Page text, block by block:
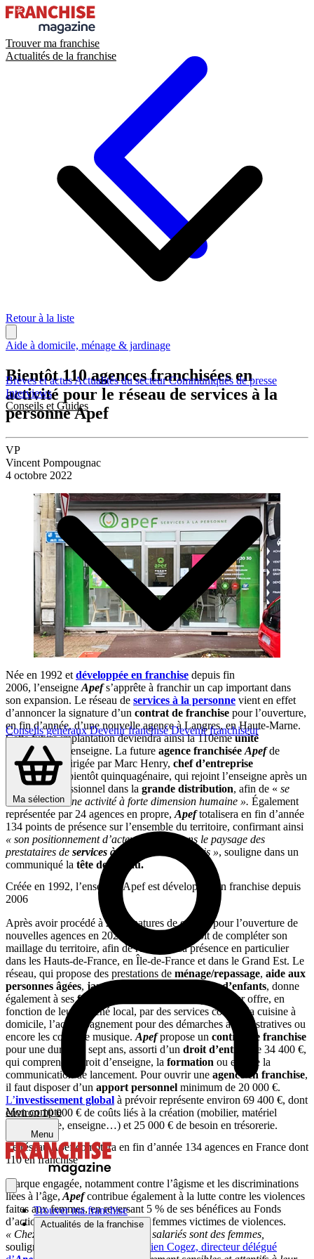
Trouver ma franchise
Actualités de la franchise
Brèves et actusActualités du secteurCommuniqués de presse
Interviews
Conseils et Guides
Conseils générauxDevenir franchiséDevenir franchiseur
Ma sélection
Mon compte
Menu
Trouver ma franchise
Actualités de la franchise
Retour à la liste
Aide à domicile, ménage & jardinage
Bientôt 110 agences franchisées en
activité pour le réseau de services à la
personne Apef
VP
Vincent Pompougnac
4 octobre 2022
Née en 1992 et développée en franchise depuis fin
2006, l’enseigne Apefs’apprête à franchir un cap important dans
son expansion. Le réseau de services à la personne vient en effet
d’annoncer la signature d’un contrat de franchise pour l’ouverture,
en fin d’année, d’une nouvelle agence à Langres, en Haute-Marne.
Cette future implantation deviendra ainsi la 110èmeunité
franchisée
à l’enseigne. La future agence franchisée Apefde
Langres sera dirigée par Marc Henry, chef d’entreprise
indépendant
bientôt quinquagénaire, qui rejoint l’enseigne après un
parcours professionnel dans la grande distribution, afin de « se
réaliser dans une activité à forte dimension humaine ». Également
représentée par 24 agences en propre, Apeftotalisera en fin d’année
134 points de présence sur l’ensemble du territoire, confirmant ainsi
« son positionnement d’acteur majeur dans le paysage des
prestataires de services à la personne français », souligne dans un
communiqué la tête de réseau.
Créée en 1992, l’enseigne Apef est développée en franchise depuis
2006
Après avoir procédé à 25 signatures de contrat pour l’ouverture de
nouvelles agences en 2021,
prévoit de compléter son
maillage du territoire, afin de renforcer sa présence en particulier
dans les Hauts-de-France, en Île-de-France et dans le Grand Est. Le
réseau, qui propose des prestations de ménage/repassage, aide aux
personnes âgées, jardinage/bricolage garde d’enfants, donne
également à sesfranchisés
la liberté de compléter leur offre, en
fonction de leur marché local, par des services comme la cuisine à
domicile, l’accompagnement pour des démarches administratives ou
encore les cours de musique. Apefpropose un contrat de franchise
pour une durée de sept ans, assorti d’un droit d’entrée
de 34 400 €,
qui comprend le droit d’enseigne, la formation ou encore la
communication de lancement. Pour ouvrir une agence en franchise,
il faut disposer d’un apport personnel minimum de 20 000 €.
L’investissement global à prévoir représente environ 69 400 €, dont
environ 10 000 € de coûts liés à la création (mobilier, matériel
informatique, enseigne…) et 25 000 € de besoin en trésorerie.
Le réseau Apef comptera en fin d’année 134 agences en France dont
110 en franchise
Marque engagée, notamment contre l’âgisme et les discriminations
liées à l’âge,Apefcontribue également à la lutte contre les violences
faites aux femmes, en reversant 5 % de ses bénéfices au Fonds
d’action Oui Care au service des femmes victimes de violences.
« Chez
, 90 % de nos 3 200 salariés sont des femmes,
soulignait en mars dernier
Sébastien Cogez, directeur délégué